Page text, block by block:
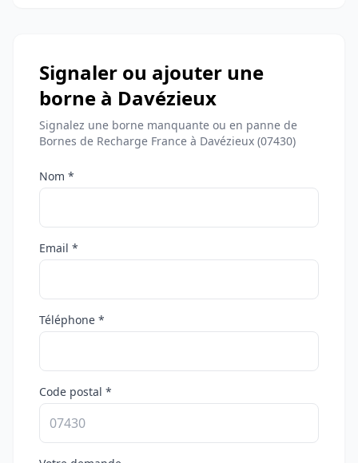
Signaler ou ajouter une
borne à Davézieux
Signalez une borne manquante ou en panne de
Bornes de Recharge France à Davézieux (07430)
Nom *
Email *
Téléphone *
Code postal *